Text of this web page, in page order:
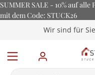
SUMMER SALE - 10% auf
mit dem Code: STUCK26
Wir sind für